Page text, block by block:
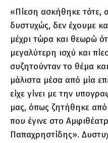
«Πίεση ασκήθηκε τότε,
δυστυχώς, δεν έχουμε
μέχρι τώρα και θεωρώ
μεγαλύτερη ισχύ και
συζητούνταν το θέμα
μάλιστα μέσα από μία
είχε γίνει με την
μας, όπως ζητήθηκε
που έγινε στο
Παπαχρηστίδης».